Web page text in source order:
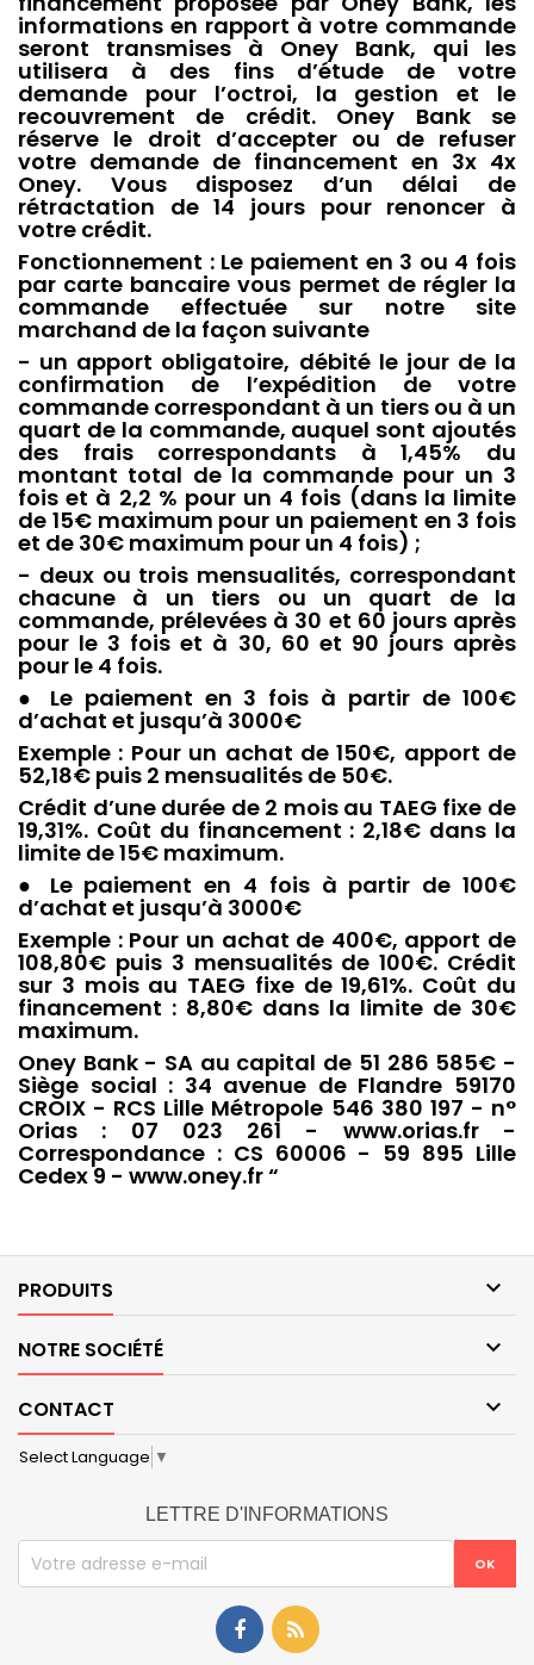
informations en rapport à votre commande
seront transmises à Oney Bank, qui les
utilisera à des fins d’étude de votre
demande pour l’octroi, la gestion et le
recouvrement de crédit. Oney Bank se
réserve le droit d’accepter ou de refuser
votre demande de financement en 3x 4x
Oney. Vous disposez d’un délai de
rétractation de 14 jours pour renoncer à
votre crédit.
Fonctionnement : Le paiement en 3 ou 4 fois
par carte bancaire vous permet de régler la
commande effectuée sur notre site
marchand de la façon suivante
- un apport obligatoire, débité le jour de la
confirmation de l’expédition de votre
commande correspondant à un tiers ou à un
quart de la commande, auquel sont ajoutés
des frais correspondants à 1,45% du
montant total de la commande pour un 3
fois et à 2,2 % pour un 4 fois (dans la limite
de 15€ maximum pour un paiement en 3 fois
et de 30€ maximum pour un 4 fois) ;
- deux ou trois mensualités, correspondant
chacune à un tiers ou un quart de la
commande, prélevées à 30 et 60 jours après
pour le 3 fois et à 30, 60 et 90 jours après
pour le 4 fois.
● Le paiement en 3 fois à partir de 100€
d’achat et jusqu’à 3000€
Exemple : Pour un achat de 150€, apport de
52,18€ puis 2 mensualités de 50€.
Crédit d’une durée de 2 mois au TAEG fixe de
19,31%. Coût du financement : 2,18€ dans la
limite de 15€ maximum.
● Le paiement en 4 fois à partir de 100€
d’achat et jusqu’à 3000€
Exemple : Pour un achat de 400€, apport de
108,80€ puis 3 mensualités de 100€. Crédit
sur 3 mois au TAEG fixe de 19,61%. Coût du
financement : 8,80€ dans la limite de 30€
maximum.
Oney Bank - SA au capital de 51 286 585€ -
Siège social : 34 avenue de Flandre 59170
CROIX - RCS Lille Métropole 546 380 197 - n°
Orias : 07 023 261 - www.orias.fr -
Correspondance : CS 60006 - 59 895 Lille
Cedex 9 - www.oney.fr “
PRODUITS 
NOTRE SOCIÉTÉ 
CONTACT 
Select Language ▼
LETTRE D'INFORMATIONS